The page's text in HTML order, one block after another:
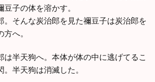
子の体を溶かす。
。そんな炭治郎を見た禰豆子は炭治郎を
へ。
は半天狗へ。本体が体の中に逃げてるこ
。半天狗は消滅した。